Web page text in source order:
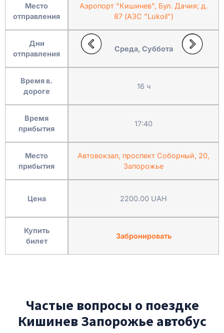
Место
отправления
Дни
отправления
Время в.
дороге
Время
прибытия
Место
прибытия
Цена
Купить
билет
Аэропорт "Кишинев", Бул. Дачия; д.
87 (АЗС "Lukoil")
Среда, Суббота
16 ч
17:40
Автовокзал, проспект Соборный, 20,
Запорожье
2200.00 UAH
Забронировать
Частые вопросы о поездке
Кишинев Запорожье автобус